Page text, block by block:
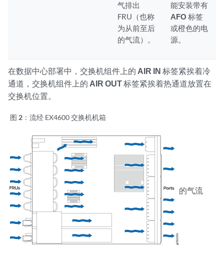
气排出
FRU（也称
为从前至后
的气流）。
能安装带有
AFO 标签
或橙色的电
源。
在数据中心部署中，交换机组件上的 AIR IN 标签紧挨着冷
通道，交换机组件上的 AIR OUT标签紧挨着热通道放置在
交换机位置。
图 2： 流经 EX4600 交换机机箱
的气流